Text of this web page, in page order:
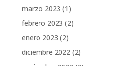
marzo 2023 (1)
febrero 2023 (2)
enero 2023 (2)
diciembre 2022(2)